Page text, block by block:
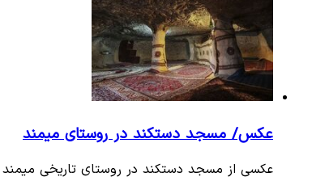
عکس/ مسجد دستکند در روستای میمند
عکسی از مسجد دستکند در روستای تاریخی